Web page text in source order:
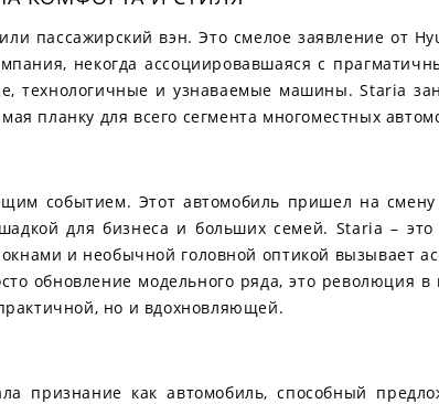
пассажирский вэн. Это смелое заявление от
некогда ассоциировавшаяся с
технологичные и узнаваемые машины. Staria
планку для всего сегмента многоместных
событием. Этот автомобиль пришел на
для бизнеса и больших семей. Staria –
и необычной головной оптикой вызывает
обновление модельного ряда, это революция в
но и вдохновляющей.
признание как автомобиль, способный